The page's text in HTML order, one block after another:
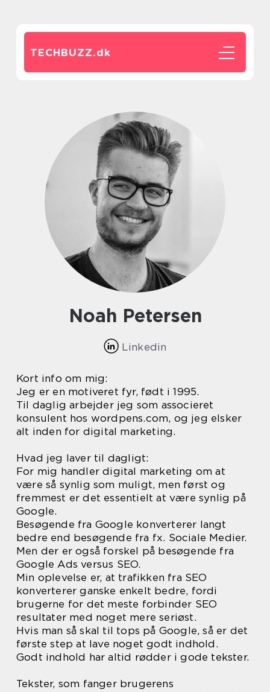
TECHBUZZ.dk
Noah Petersen
Linkedin
Kort info om mig:
Jeg er en motiveret fyr, født i 1995.
Til daglig arbejder jeg som associeret
konsulent hos wordpens.com, og jeg elsker
alt inden for digital marketing.
Hvad jeg laver til dagligt:
For mig handler digital marketing om at
være så synlig som muligt, men først og
fremmest er det essentielt at være synlig på
Google.
Besøgende fra Google konverterer langt
bedre end besøgende fra fx. Sociale Medier.
Men der er også forskel på besøgende fra
Google Ads versus SEO.
Min oplevelse er, at trafikken fra SEO
konverterer ganske enkelt bedre, fordi
brugerne for det meste forbinder SEO
resultater med noget mere seriøst.
Hvis man så skal til tops på Google, så er det
første step at lave noget godt indhold.
Godt indhold har altid rødder i gode tekster.
Tekster, som fanger brugerens